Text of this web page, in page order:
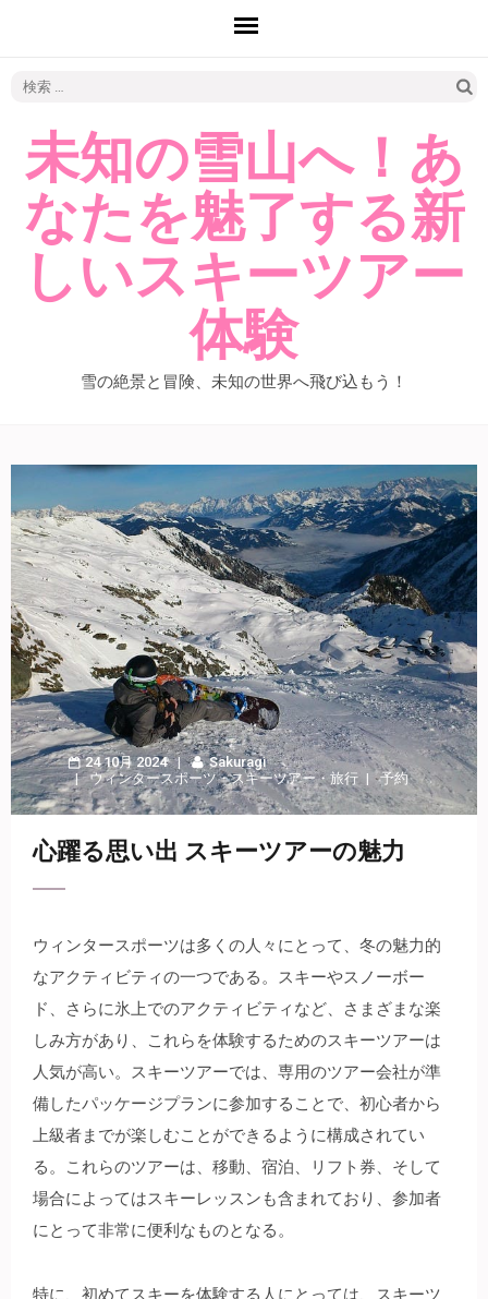
未知の雪山へ！あ
なたを魅了する新
しいスキーツアー
体験
雪の絶景と冒険、未知の世界へ飛び込もう！
24 10月 2024
Sakuragi
ウィンタースポーツ・スキーツアー・旅行 予約
心躍る思い出 スキーツアーの魅力
ウィンタースポーツは多くの人々にとって、冬の魅力的
なアクティビティの一つである。
スキーやスノーボー
ド、さらに氷上でのアクティビティなど、さまざまな楽
しみ方があり、これらを体験するためのスキーツアーは
人気が高い。スキーツアーでは、専用のツアー会社が準
備したパッケージプランに参加することで、初心者から
上級者までが楽しむことができるように構成されてい
る。これらのツアーは、移動、宿泊、リフト券、そして
場合によってはスキーレッスンも含まれており、参加者
にとって非常に便利なものとなる。
特に、初めてスキーを体験する人にとっては、スキーツ